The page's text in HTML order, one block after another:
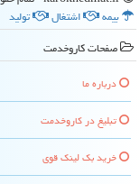
بیمه
اشتغال
تولید
صفحات كاروخدمت
درباره ما
تبلیغ در كاروخدمت
خرید بک لینک قوی